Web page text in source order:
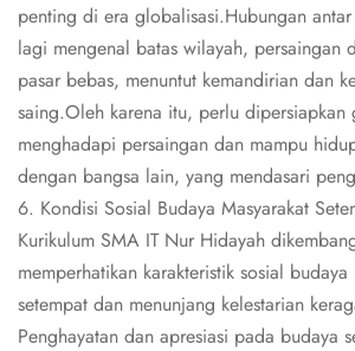
penting di era globalisasi.Hubungan
lagi mengenal batas wilayah, persaingan
pasar bebas, menuntut kemandirian dan
saing.Oleh karena itu, perlu dipersiapkan
menghadapi persaingan dan mampu
dengan bangsa lain, yang mendasari
6. Kondisi Sosial Budaya Masyarakat
Kurikulum SMA IT Nur Hidayah
memperhatikan karakteristik sosial budaya
setempat dan menunjang kelestarian
Penghayatan dan apresiasi pada budaya